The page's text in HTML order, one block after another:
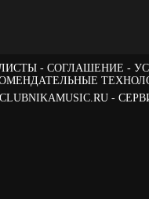
СОГЛАШЕНИЕ
CLUBNIKAMUSIC.RU -